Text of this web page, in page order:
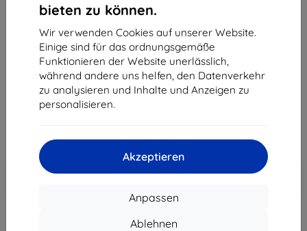
bieten zu können.
Wir verwenden Cookies auf unserer Website.
Einige sind für das ordnungsgemäße
Funktionieren der Website unerlässlich,
während andere uns helfen, den Datenverkehr
zu analysieren und Inhalte und Anzeigen zu
personalisieren.
Akzeptieren
Anpassen
Ablehnen
3mk Silky Matt Privacy Schutzfolie für OnePlus 7
Geeignet für: OnePlus 7 Pro
14,90 €
13,41 €
ohne MWSt11,27 €
Rabatt mit Gutschein
In den